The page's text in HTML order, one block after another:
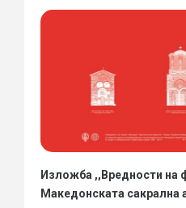
Изложба ,,Вредности на
Македонската сакрална